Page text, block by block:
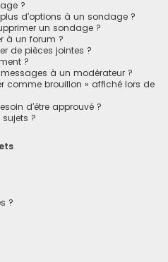
?
d’options à un sondage ?
un sondage ?
à un forum ?
de pièces jointes ?
?
à un modérateur ?
comme brouillon » affiché lors de
d’être approuvé ?
?
?